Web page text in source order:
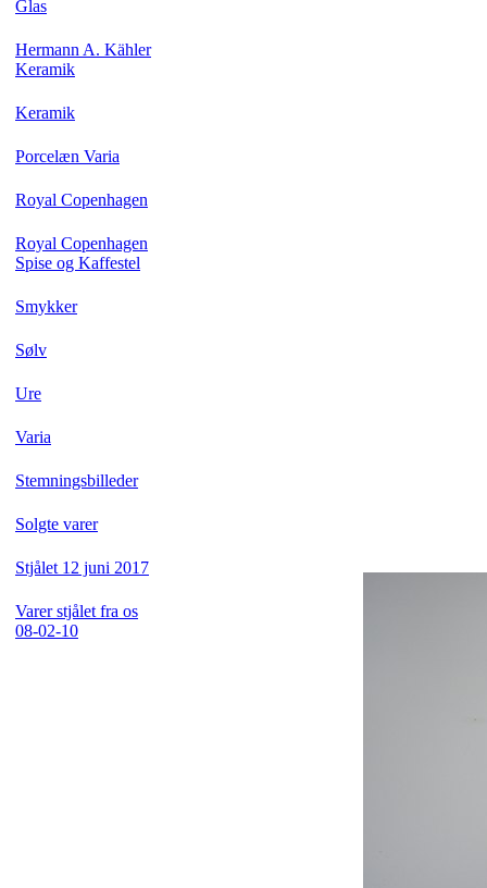
Glas
Hermann A. Kähler
Keramik
Keramik
Porcelæn Varia
Royal Copenhagen
Royal Copenhagen
Spise og Kaffestel
Smykker
Sølv
Ure
Varia
Stemningsbilleder
Solgte varer
Stjålet 12 juni 2017
Varer stjålet fra os
08-02-10